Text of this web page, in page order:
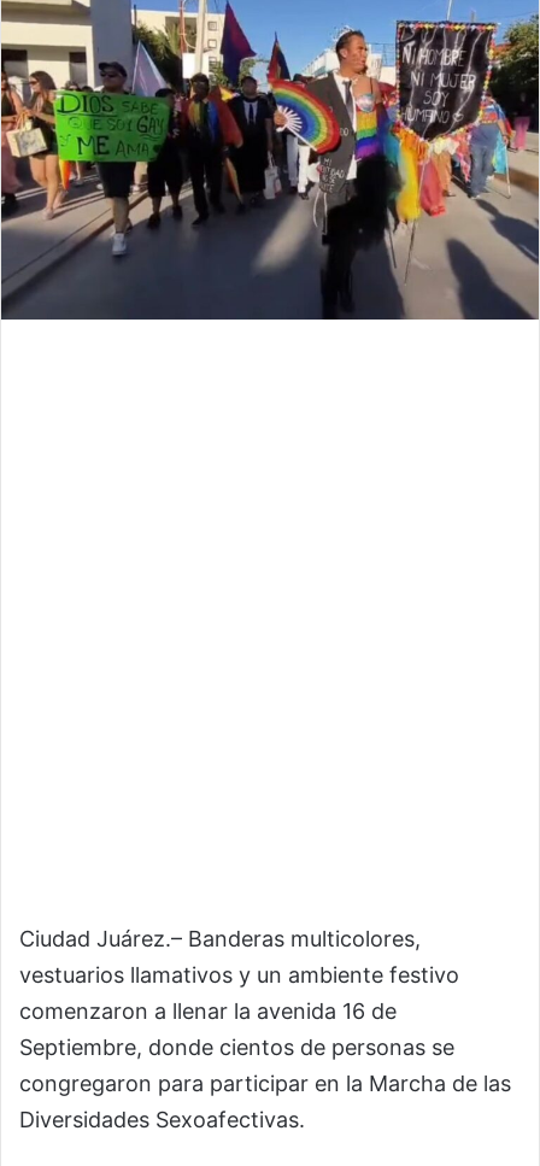
Ciudad Juárez.– Banderas multicolores,
vestuarios llamativos y un ambiente festivo
comenzaron a llenar la avenida 16 de
Septiembre, donde cientos de personas se
congregaron para participar en la Marcha de las
Diversidades Sexoafectivas.